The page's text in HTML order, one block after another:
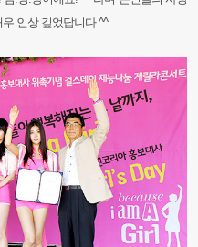
인상 깊었답니다.^^